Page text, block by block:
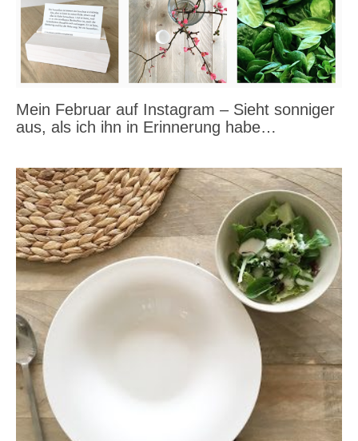
Mein Februar auf Instagram – Sieht sonniger
aus, als ich ihn in Erinnerung habe…